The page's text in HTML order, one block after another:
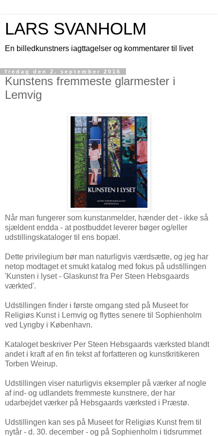
LARS SVANHOLM
En billedkunstners iagttagelser og kommentarer til livet
fredag den 2. september 2016
Kunstens fremmeste glarmester i
Lemvig
Når man fungerer som kunstanmelder, hænder det - ikke så
sjældent endda - at postbuddet leverer bøger og/eller
udstillingskataloger til ens bopæl.
Dette privilegium bør man naturligvis værdsætte, og jeg har
netop modtaget et smukt katalog med fokus på udstillingen
'Kunsten i lyset - Glaskunst fra Per Steen Hebsgaards
værkted'.
Udstillingen finder i første omgang sted på Museet for
Religiøs Kunst i Lemvig og flyttes senere til Sophienholm
ved Lyngby i København.
Kataloget beskriver Per Steen Hebsgaards værksted blandt
andet i kraft af en fin tekst af forfatteren og kunstkritikeren
Torben Weirup.
Udstillingen viser naturligvis eksempler på værker af nogle
af ind- og udlandets fremmeste kunstnere, der har
udarbejdet værker på Hebsgaards værksted i Præstø.
Udstillingen kan ses på Museet for Religiøs Kunst frem til
nytår - d. 30. december - og på Sophienholm i tidsrummet